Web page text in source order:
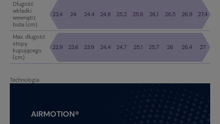
Długość
wkładki
wewnątrz
buta (cm)
23,4 24 24,4 24,8 25,2 25,6 26,1 26,5 26,9 27,4
Max. długość
stopy
kupującego
(cm)
22,9 23,6 23,9 24,4 24,7 25,1 25,7 26 26,4 27
Technologia
AIRMOTION®